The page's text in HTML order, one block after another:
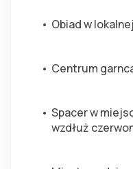
Obiad w
Centrum
Spacer w
wzdłuż